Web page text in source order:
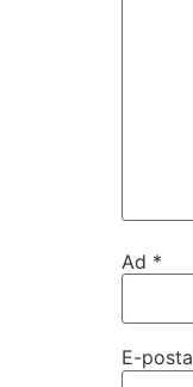
Ad *
E-posta